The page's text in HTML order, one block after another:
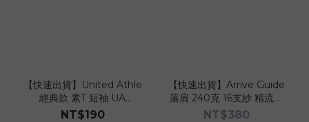
【快速出貨】United Athle
經典款 素T 短袖 UA
[3500101]
NT$190
【快速出貨】Arrive Guide
落肩 240克 16支紗 精流棉
短袖 [AG24000]
NT$380